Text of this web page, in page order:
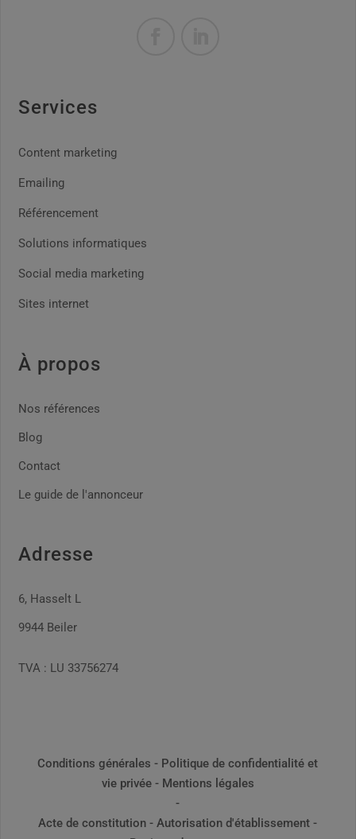
Services
Content marketing
Emailing
Référencement
Solutions informatiques
Social media marketing
Sites internet
À propos
Nos références
Blog
Contact
Le guide de l'annonceur
Adresse
6, Hasselt L
9944 Beiler
TVA : LU 33756274
Conditions générales - Politique de confidentialité et
vie privée- Mentions légales
-
Acte de constitution -Autorisation d'établissement -